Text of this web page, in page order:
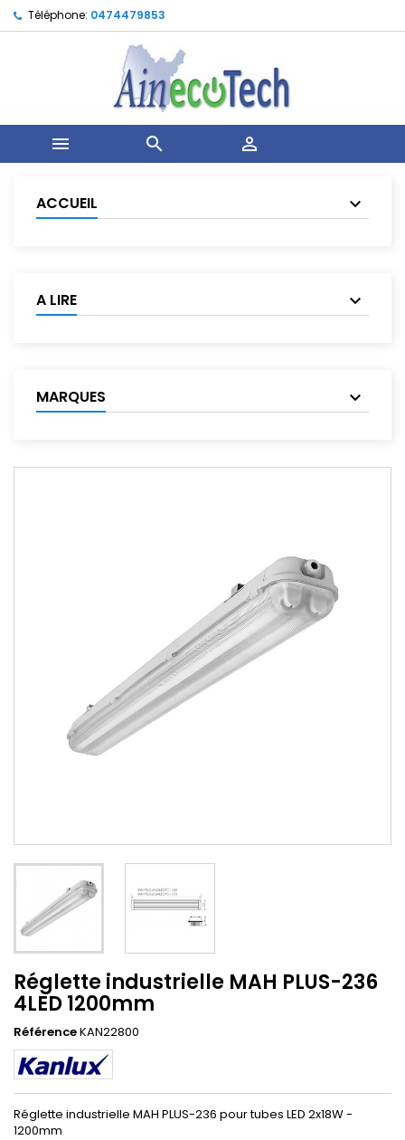
Téléphone: 0474479853
  
ACCUEIL
A LIRE
MARQUES
Réglette industrielle MAH PLUS-236
4LED 1200mm
RéférenceKAN22800
Réglette industrielle MAH PLUS-236 pour tubes LED 2x18W -
1200mm